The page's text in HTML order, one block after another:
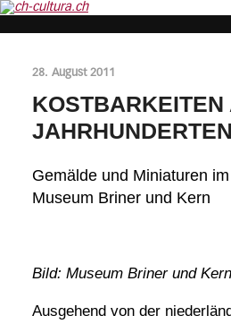
28. August 2011
KOSTBARKEITEN
JAHRHUNDERTEN
Gemälde und Miniaturen
Museum Briner und Kern
Bild: Museum Briner und Kern
Ausgehend von der